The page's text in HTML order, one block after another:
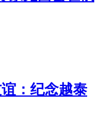
：纪念越泰